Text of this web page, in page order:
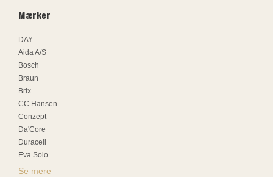
Mærker
DAY
Aida A/S
Bosch
Braun
Brix
CC Hansen
Conzept
Da'Core
Duracell
Eva Solo
Se mere